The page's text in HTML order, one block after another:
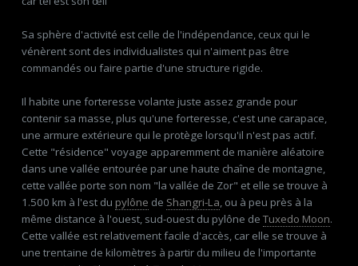
Sa sphère d'activité est celle de l'indépendance, ceux qui le
vénèrent sont des individualistes qui n'aiment pas être
commandés ou faire partie d'une structure rigide.
Il habite une forteresse volante juste assez grande pour
contenir sa masse, plus qu'une forteresse, c'est une carapace,
une armure extérieure qui le protège lorsqu'il n'est pas actif.
Cette "résidence" voyage apparemment de manière aléatoire
dans une vallée entourée par une haute chaîne de montagne,
cette vallée porte son nom "la vallée de Zor" et elle se trouve à
1.500 km à l'est du pylône de Shangri-La, ou à peu près à la
même distance à l'ouest, sud-ouest du pylône de Tuxedo Moon.
Cette vallée est relativement facile d'accès, car elle se trouve à
une trentaine de kilomètres à partir du milieu de l'importante